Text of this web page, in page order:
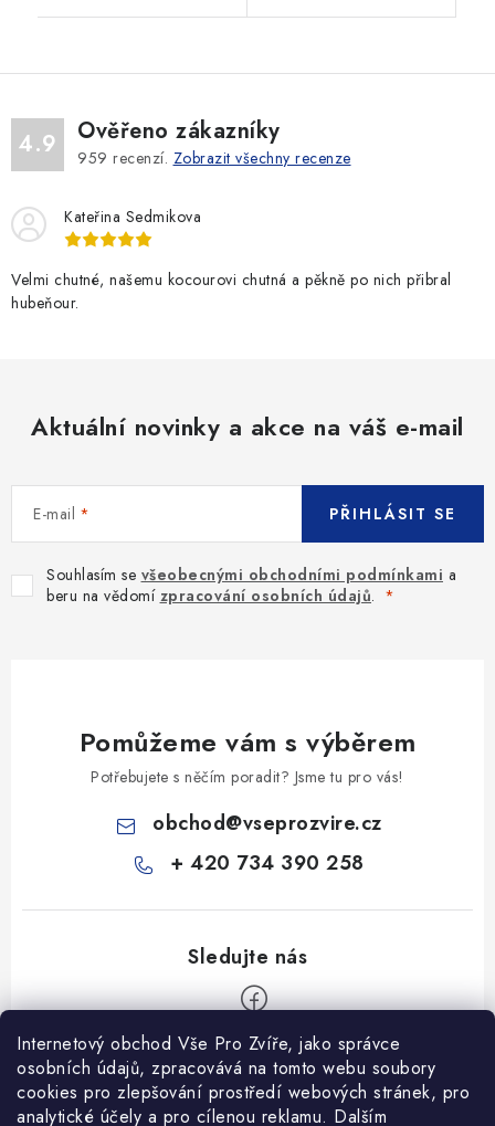
Internetový obchod Vše Pro Zvíře, jako správce
osobních údajů, zpracovává na tomto webu soubory
cookies pro zlepšování prostředí webových stránek, pro
analytické účely a pro cílenou reklamu. Dalším
4.9 Ověřeno zákazníky
959 recenzí. Zobrazit všechny recenze
Kateřina Sedmikova
Velmi chutné, našemu kocourovi chutná a pěkně po nich přibral
hubeňour.
Aktuální novinky a akce na váš e-mail
E-mail
Souhlasím se všeobecnými obchodními podmínkami a
beru na vědomí zpracování osobních údajů.
PŘIHLÁSIT SE
Pomůžeme vám s výběrem
Potřebujete s něčím poradit? Jsme tu pro vás!
obchod@vseprozvire.cz
+ 420 734 390 258
Informace pro Vás